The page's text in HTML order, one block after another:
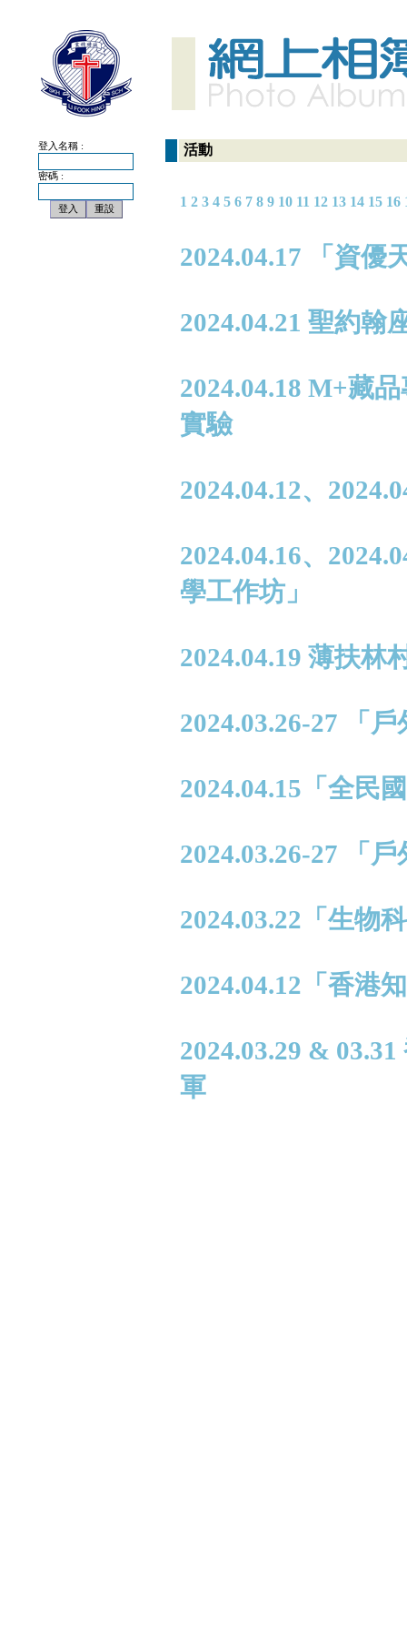
登入名稱 :
密碼 :
活動
1 2 3 4 5 6 7 8 9 10 11 12 13 14 15 16
2024.04.17 「資優
2024.04.21 聖約翰
2024.04.18 M+藏
實驗
2024.04.12、
2024.04.16、
學工作坊」
2024.04.19 薄扶林
2024.03.26-27 「
2024.04.15「全民
2024.03.26-27 「
2024.03.22「生物
2024.04.12「香港
2024.03.29 &
軍